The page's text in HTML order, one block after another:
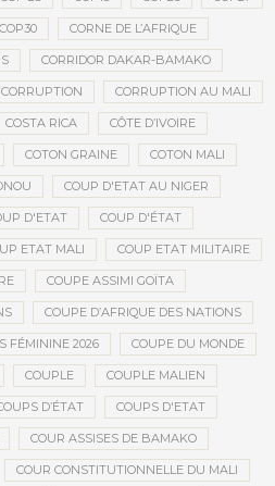
COP30 CORNE DE L’AFRIQUE
CORRIDOR DAKAR-BAMAKO
CORRUPTION CORRUPTION AU MALI
COSTA RICA CÔTE D’IVOIRE
COTON GRAINE COTON MALI
COUP D'ETAT AU NIGER
D'ETAT COUP D'ÉTAT
ETAT MALI COUP ETAT MILITAIRE
COUPE ASSIMI GOÏTA
COUPE D’AFRIQUE DES NATIONS
FÉMININE 2026 COUPE DU MONDE
COUPLE COUPLE MALIEN
D’ÉTAT COUPS D'ETAT
COUR ASSISES DE BAMAKO
COUR CONSTITUTIONNELLE DU MALI